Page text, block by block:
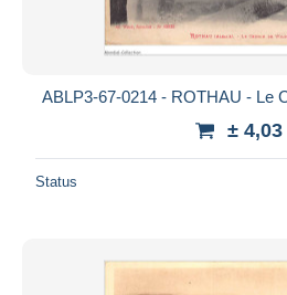
ABLP3-67-0214 - ROTHAU - Le
± 4,03
Status